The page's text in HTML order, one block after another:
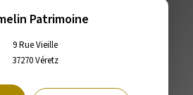
Patrimoine
9 Rue Vieille
37270Véretz